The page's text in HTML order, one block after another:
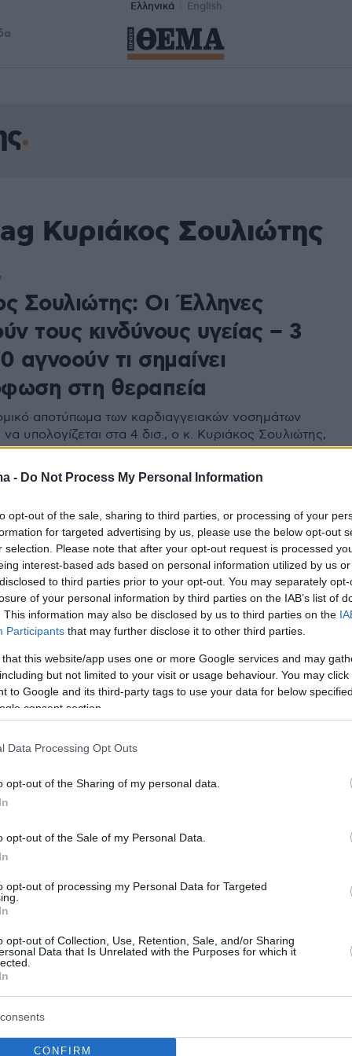
- Do Not Process My Personal Information
opt-out of the sale, sharing to third parties, or processing of your
for targeted advertising by us, please use the below opt-out
selection. Please note that after your opt-out request is processed
interest-based ads based on personal information utilized by us
to third parties prior to your opt-out. You may separately
of your personal information by third parties on the IAB’s list of
This information may also be disclosed by us to third parties on the
Participants that may further disclose it to other third parties.
that this website/app uses one or more Google services and may
but not limited to your visit or usage behaviour. You may
to Google and its third-party tags to use your data for below
consent section.
Data Processing Opt Outs
opt-out of the Sharing of my personal data.
opt-out of the Sale of my Personal Data.
opt-out of processing my Personal Data for Targeted
opt-out of Collection, Use, Retention, Sale, and/or Sharing
Data that Is Unrelated with the Purposes for which it
CONFIRM
Ελληνικά English
Κυριάκος Σουλιώτης
Σουλιώτης: Οι Έλληνες
τους κινδύνους υγείας – 3
αγνοούν τι σημαίνει
στη θεραπεία
αποτύπωμα των καρδιαγγειακών νοσημάτων
υπολογίζεται στα 4 δισ., ο κ. Κυριάκος Σουλιώτης,
Υγείας εξήγησε στο Στρογγυλό Τραπέζι του
σημασία της αξιοποίησης των δεδομένων, αλλά
ρόλο γιατρών και φαρμακοποιών στην
στην Υγεία: 3 προτάσεις
ειδικό για επαρκή
για το σύστημα υγείας, σε μία εποχή
και προκλήσεων μιλάει στο ygeiamou ο
Υγείας, κ. Κυριάκος Σουλιώτης
στη διαχείριση των
έχουν γίνει ως προς τη διαχείριση των σπάνιων
πλαίσιο της συζήτησης που διοργάνωσε το
Τι φρενάρει την είσοδο
στην Ελλάδα
ιατροτεχνολογικών προϊόντων σημειώνει σημαντική